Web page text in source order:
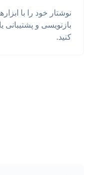
بازنویسی و پشتیبانی
کنید.